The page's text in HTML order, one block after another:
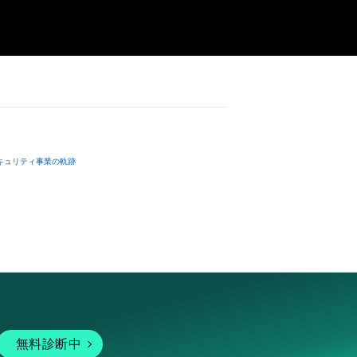
ュリティ事業の軌跡
無料診断中